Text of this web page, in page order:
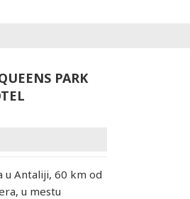
PARK
u Antaliji, 60 km od
u mestu